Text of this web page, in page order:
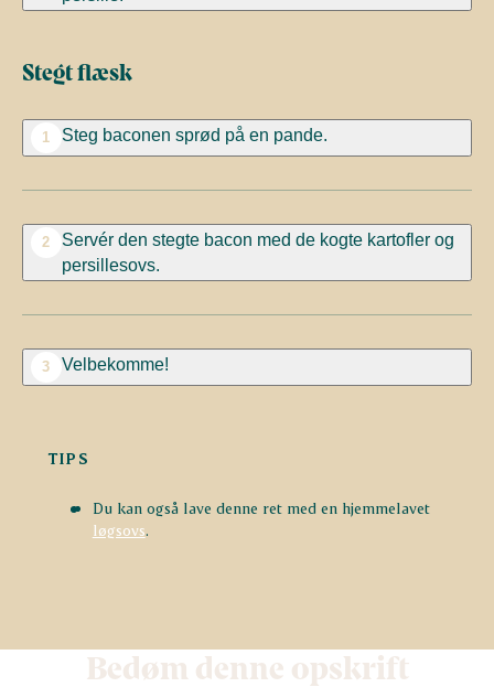
Stegt flæsk
1 Steg baconen sprød på en pande.
2
Servér den stegte bacon med de kogte kartofler og
persillesovs.
3 Velbekomme!
TIPS
Du kan også lave denne ret med en hjemmelavet
løgsovs.
Bedøm denne opskrift